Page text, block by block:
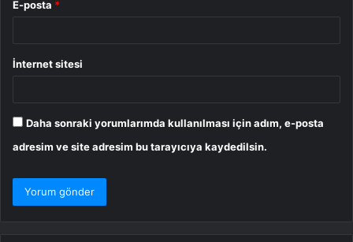
E-posta *
İnternet sitesi
Daha sonraki yorumlarımda kullanılması için adım, e-posta
adresim ve site adresim bu tarayıcıya kaydedilsin.